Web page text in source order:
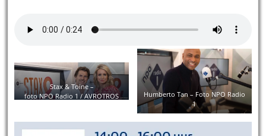
Stax & Toine –
foto NPO Radio 1 / AVROTROS
Humberto Tan – Foto NPO Radio
1